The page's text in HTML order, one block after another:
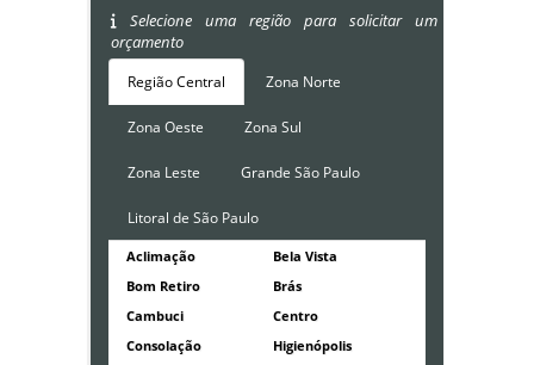
Selecione uma região para solicitar um
orçamento
Região Central Zona Norte
Zona Oeste Zona Sul
Zona Leste Grande São Paulo
Litoral de São Paulo
Aclimação
Bela Vista
Bom Retiro
Brás
Cambuci
Centro
Consolação
Higienópolis